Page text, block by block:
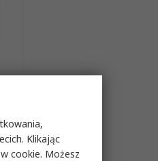
Klikając
cookie. Możesz